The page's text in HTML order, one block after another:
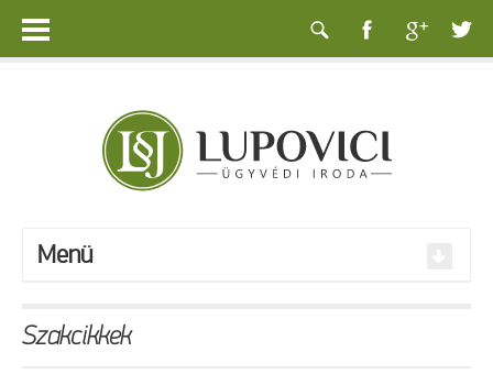
Menü
Szakcikkek